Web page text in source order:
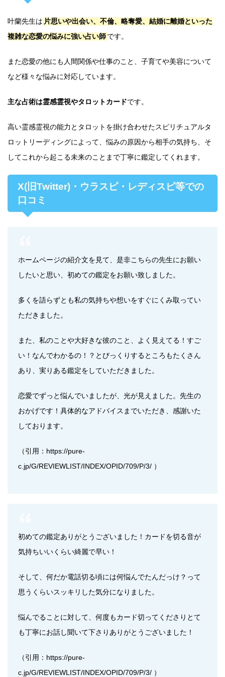
叶蘭先生は 片思いや出会い、不倫、略奪愛、結婚に離婚といった
複雑な恋愛の悩みに強い占い師です。
また恋愛の他にも人間関係や仕事のこと、子育てや美容について
など様々な悩みに対応しています。
主な占術は霊感霊視やタロットカードです。
高い霊感霊視の能力とタロットを掛け合わせたスピリチュアルタ
ロットリーディングによって、悩みの原因から相手の気持ち、そ
してこれから起こる未来のことまで丁寧に鑑定してくれます。
X(旧Twitter)・ウラスピ・レディスピ等での
口コミ
ホームページの紹介文を見て、是非こちらの先生にお願い
したいと思い、初めての鑑定をお願い致しました。
多くを語らずとも私の気持ちや想いをすぐにくみ取ってい
ただきました。
また、私のことや大好きな彼のこと、よく見えてる！すご
い！なんでわかるの！？とびっくりするところもたくさん
あり、実りある鑑定をしていただきました。
恋愛でずっと悩んでいましたが、光が見えました。先生の
おかげです！具体的なアドバイスまでいただき、感謝いた
しております。
（引用：https://pure-
c.jp/G/REVIEWLIST/INDEX/OPID/709/P/3/ ）
初めての鑑定ありがとうございました！カードを切る音が
気持ちいいくらい綺麗で早い！
そして、何だか電話切る頃には何悩んでたんだっけ？って
思うくらいスッキリした気分になりました。
悩んでることに対して、何度もカード切ってくださりとて
も丁寧にお話し聞いて下さりありがとうございました！
（引用：https://pure-
c.jp/G/REVIEWLIST/INDEX/OPID/709/P/3/ ）